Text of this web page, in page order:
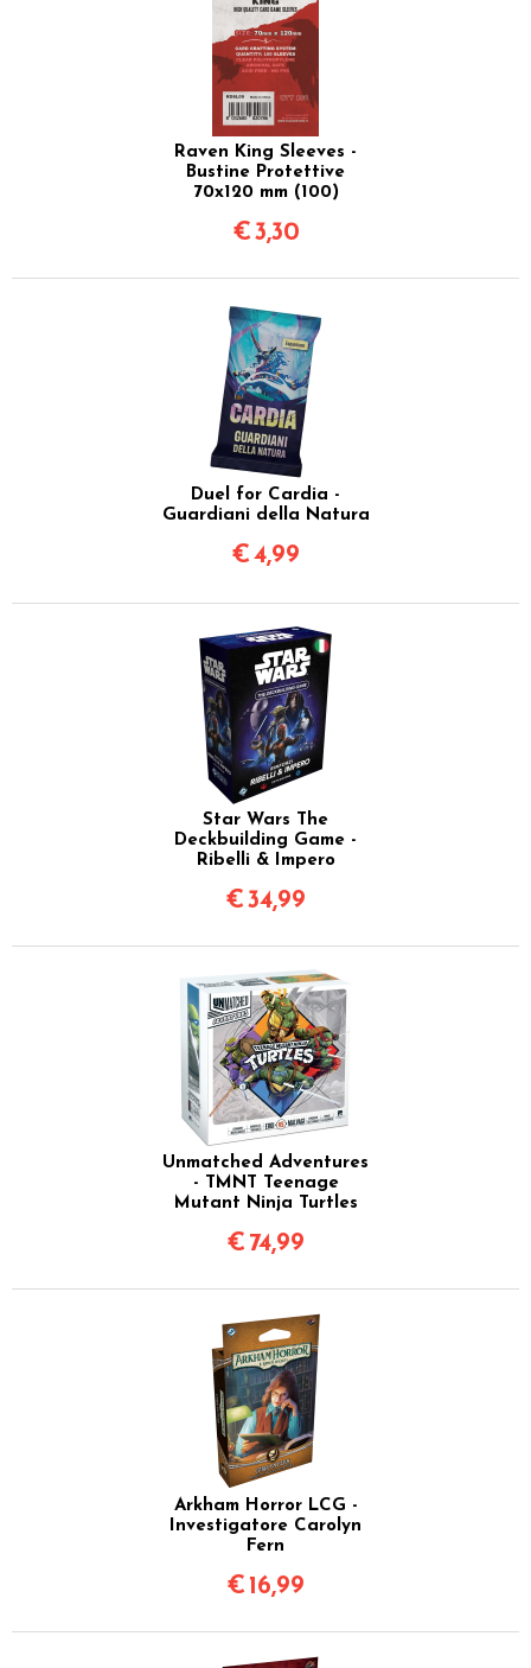
Raven King Sleeves -
Bustine Protettive
70x120 mm (100)
€3,30
Duel for Cardia -
Guardiani della Natura
€4,99
Star Wars The
Deckbuilding Game -
Ribelli & Impero
€34,99
Unmatched Adventures
- TMNT Teenage
Mutant Ninja Turtles
€ 74,99
Arkham Horror LCG -
Investigatore Carolyn
Fern
€ 16,99